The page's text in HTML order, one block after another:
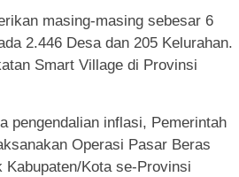
masing-masing sebesar 6
2.446 Desa dan 205 Kelurahan.
Smart Village di Provinsi
pengendalian inflasi, Pemerintah
Operasi Pasar Beras
Kabupaten/Kota se-Provinsi